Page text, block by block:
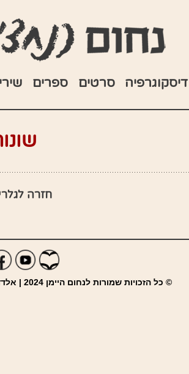
דיסקוגרפיה סרטים ספרים
חזרה
© כל הזכויות שמורות לנחום היימן 2024 |